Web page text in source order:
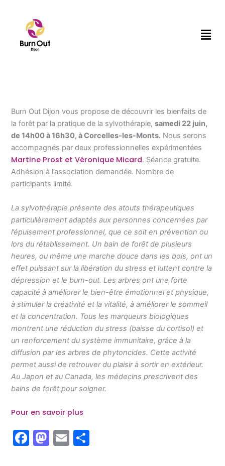
contenu
Burn Out Dijon vous propose de découvrir les bienfaits de
la forêt par la pratique de la sylvothérapie,samedi 22 juin,
de 14h00 à 16h30, à Corcelles-les-Monts. Nous serons
accompagnés par deux professionnelles expérimentées
Martine Prost et Véronique Micard. Séance gratuite.
Adhésion à l’association demandée. Nombre de
participants limité.
La sylvothérapie présente des atouts thérapeutiques
particulièrement adaptés aux personnes concernées par
l’épuisement professionnel, que ce soit en prévention ou
lors du rétablissement. Un bain de forêt de plusieurs
heures, ou même une marche douce dans les bois, ont un
effet puissant sur la libération du stress et luttent contre la
dépression et le burn-out. Les arbres ont une forte
capacité à améliorer le bien-être émotionnel et physique,
à stimuler la créativité et la vitalité, à améliorer le sommeil
et la concentration. Tous les marqueurs biologiques
montrent une réduction du stress (baisse du cortisol) et
un renforcement du système immunitaire, grâce à la
diffusion par les arbres de phytoncides. Cette activité
permet aussi de retrouver du plaisir à sortir en extérieur.
Au Japon et au Canada, les médecins prescrivent des
bains de forêt pour soigner.
Pour en savoir plus
F M E